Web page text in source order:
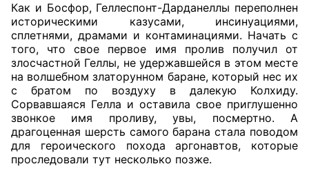
Как и Босфор, Геллеспонт-Дарданеллы переполнен
историческими казусами, инсинуациями,
сплетнями, драмами и контаминациями. Начать с
того, что свое первое имя пролив получил от
злосчастной Геллы, не удержавшейся в этом месте
на волшебном златорунном баране, который нес их
с братом по воздуху в далекую Колхиду.
Сорвавшаяся Гелла и оставила свое приглушенно
звонкое имя проливу, увы, посмертно. А
драгоценная шерсть самого барана стала поводом
для героического похода аргонавтов, которые
проследовали тут несколько позже.